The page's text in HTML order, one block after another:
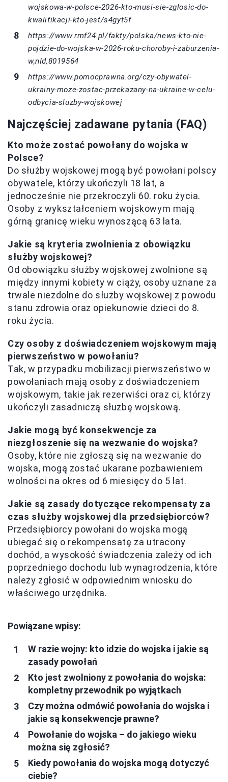
wojskowa-w-polsce-2026-kto-musi-sie-zglosic-do-
kwalifikacji-kto-jest/s4gyt5f
https://www.rmf24.pl/fakty/polska/news-kto-nie-
pojdzie-do-wojska-w-2026-roku-choroby-i-zaburzenia-
w,nId,8019564
https://www.pomocprawna.org/czy-obywatel-
ukrainy-moze-zostac-przekazany-na-ukraine-w-celu-
odbycia-sluzby-wojskowej
Najczęściej zadawane pytania (FAQ)
Kto może zostać powołany do wojska w
Polsce?
Do służby wojskowej mogą być powołani polscy
obywatele, którzy ukończyli 18 lat, a
jednocześnie nie przekroczyli 60. roku życia.
Osoby z wykształceniem wojskowym mają
górną granicę wieku wynoszącą 63 lata.
Jakie są kryteria zwolnienia z obowiązku
służby wojskowej?
Od obowiązku służby wojskowej zwolnione są
między innymi kobiety w ciąży, osoby uznane za
trwale niezdolne do służby wojskowej z powodu
stanu zdrowia oraz opiekunowie dzieci do 8.
roku życia.
Czy osoby z doświadczeniem wojskowym mają
pierwszeństwo w powołaniu?
Tak, w przypadku mobilizacji pierwszeństwo w
powołaniach mają osoby z doświadczeniem
wojskowym, takie jak rezerwiści oraz ci, którzy
ukończyli zasadniczą służbę wojskową.
Jakie mogą być konsekwencje za
niezgłoszenie się na wezwanie do wojska?
Osoby, które nie zgłoszą się na wezwanie do
wojska, mogą zostać ukarane pozbawieniem
wolności na okres od 6 miesięcy do 5 lat.
Jakie są zasady dotyczące rekompensaty za
czas służby wojskowej dla przedsiębiorców?
Przedsiębiorcy powołani do wojska mogą
ubiegać się o rekompensatę za utracony
dochód, a wysokość świadczenia zależy od ich
poprzedniego dochodu lub wynagrodzenia, które
należy zgłosić w odpowiednim wniosku do
właściwego urzędnika.
Powiązane wpisy:
W razie wojny: kto idzie do wojska i jakie są
zasady powołań
Kto jest zwolniony z powołania do wojska:
kompletny przewodnik po wyjątkach
Czy można odmówić powołania do wojska i
jakie są konsekwencje prawne?
Powołanie do wojska – do jakiego wieku
można się zgłosić?
Kiedy powołania do wojska mogą dotyczyć
ciebie?